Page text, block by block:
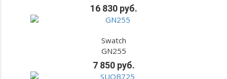
16 830 руб.
Swatch
GN255
7 850 руб.